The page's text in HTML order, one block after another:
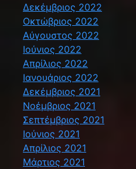
Δεκέμβριος 2022
Οκτώβριος 2022
Αύγουστος 2022
Ιούνιος 2022
Απρίλιος 2022
Ιανουάριος 2022
Δεκέμβριος 2021
Νοέμβριος 2021
Σεπτέμβριος 2021
Ιούνιος 2021
Απρίλιος 2021
Μάρτιος 2021